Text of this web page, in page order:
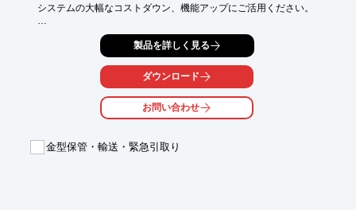
システムの大幅なコストダウン、機能アップにご活用ください。
低圧機器の取付けはDINレールにクリップオン取付けですので、
作業が容易です。
MCBは大遮断容量10kAで、MCCBの代用としての使用が可能。
従来の汎用製品の50%以下の価格のため安価で、設備の大幅なコ
製品を詳しく見る
ダウンロード
お問い合わせ
金型保管・輸送・緊急引取り